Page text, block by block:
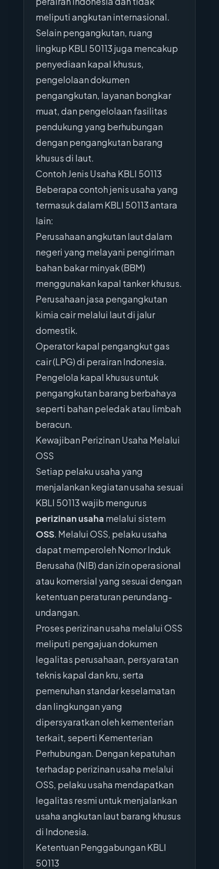
meliputi angkutan internasional.
Selain pengangkutan, ruang
lingkup KBLI 50113 juga mencakup
penyediaan kapal khusus,
pengelolaan dokumen
pengangkutan, layanan bongkar
muat, dan pengelolaan fasilitas
pendukung yang berhubungan
dengan pengangkutan barang
khusus di laut.
Contoh Jenis Usaha KBLI 50113
Beberapa contoh jenis usaha yang
termasuk dalam KBLI 50113 antara
lain:
Perusahaan angkutan laut dalam
negeri yang melayani pengiriman
bahan bakar minyak (BBM)
menggunakan kapal tanker khusus.
Perusahaan jasa pengangkutan
kimia cair melalui laut di jalur
domestik.
Operator kapal pengangkut gas
cair (LPG) di perairan Indonesia.
Pengelola kapal khusus untuk
pengangkutan barang berbahaya
seperti bahan peledak atau limbah
beracun.
Kewajiban Perizinan Usaha Melalui
OSS
Setiap pelaku usaha yang
menjalankan kegiatan usaha sesuai
KBLI 50113 wajib mengurus
perizinan usaha melalui sistem
OSS. Melalui OSS, pelaku usaha
dapat memperoleh Nomor Induk
Berusaha (NIB) dan izin operasional
atau komersial yang sesuai dengan
ketentuan peraturan perundang-
undangan.
Proses perizinan usaha melalui OSS
meliputi pengajuan dokumen
legalitas perusahaan, persyaratan
teknis kapal dan kru, serta
pemenuhan standar keselamatan
dan lingkungan yang
dipersyaratkan oleh kementerian
terkait, seperti Kementerian
Perhubungan. Dengan kepatuhan
terhadap perizinan usaha melalui
OSS, pelaku usaha mendapatkan
legalitas resmi untuk menjalankan
usaha angkutan laut barang khusus
di Indonesia.
Ketentuan Penggabungan KBLI
50113